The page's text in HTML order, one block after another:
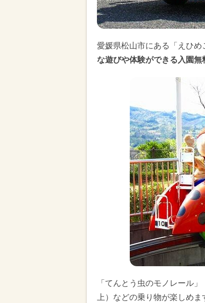
愛媛県松山市にある「えひ
な遊びや体験ができる入園無
「てんとう虫のモノレール
上）などの乗り物が楽しめま